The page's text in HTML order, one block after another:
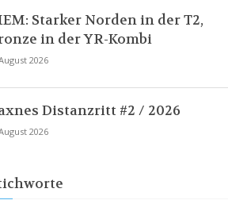
Starker Norden in der T2,
in der YR-Kombi
2026
Distanzritt #2 / 2026
2026